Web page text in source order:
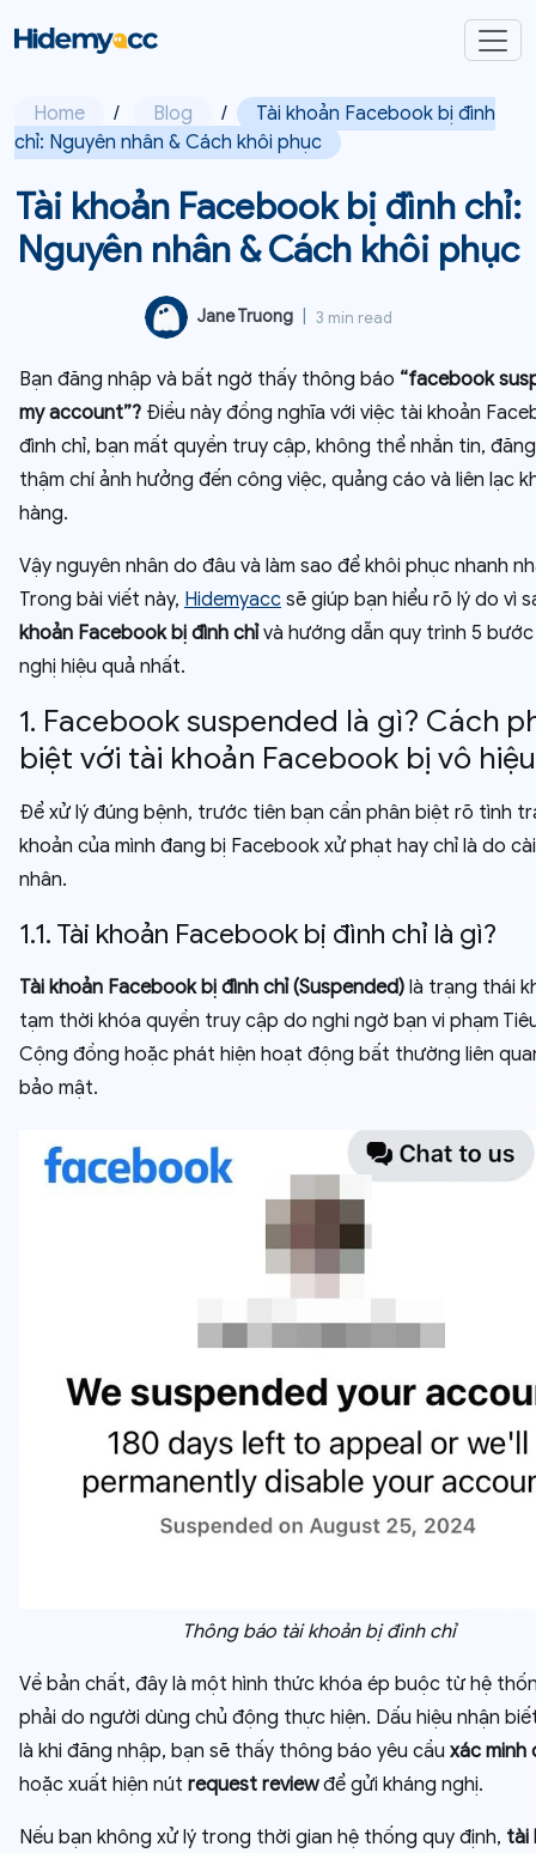
Home / Blog /
Tài khoản Facebook bị đình
chỉ: Nguyên nhân & Cách khôi phục
Tài khoản Facebook bị đình chỉ:
Nguyên nhân & Cách khôi phục
Jane Truong 3 min read
Bạn đăng nhập và bất ngờ thấy thông báo “facebook
my account”? Điều này đồng nghĩa với việc tài khoản
đình chỉ, bạn mất quyền truy cập, không thể nhắn tin,
thậm chí ảnh hưởng đến công việc, quảng cáo và liên lạc
hàng.
Vậy nguyên nhân do đâu và làm sao để khôi phục nhanh
Trong bài viết này, Hidemyacc sẽ giúp bạn hiểu rõ lý do vì
khoản Facebook bị đình chỉvà hướng dẫn quy trình 5
nghị hiệu quả nhất.
1. Facebook suspended là gì? Cách
biệt với tài khoản Facebook bị vô
Để xử lý đúng bệnh, trước tiên bạn cần phân biệt rõ tình
khoản của mình đang bị Facebook xử phạt hay chỉ là do
nhân.
1.1. Tài khoản Facebook bị đình chỉ là gì?
Tài khoản Facebook bị đình chỉ (Suspended) là trạng thái
tạm thời khóa quyền truy cập do nghi ngờ bạn vi phạm
Cộng đồng hoặc phát hiện hoạt động bất thường liên
bảo mật.
Thông báo tài khoản bị đình chỉ
Về bản chất, đây là một hình thức khóa ép buộc từ hệ
phải do người dùng chủ động thực hiện. Dấu hiệu nhận
là khi đăng nhập, bạn sẽ thấy thông báo yêu cầu xác minh
hoặc xuất hiện nút request reviewđể gửi kháng nghị.
Nếu bạn không xử lý trong thời gian hệ thống quy định, tài